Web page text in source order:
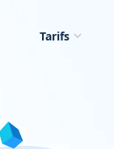
Tarifs